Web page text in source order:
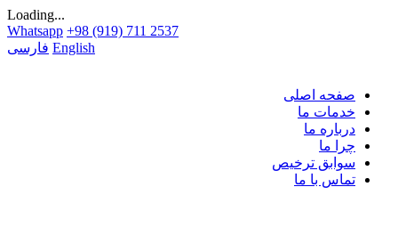
Loading...
Whatsapp +98 (919) 711 2537
فارسی English
صفحه اصلی
خدمات ما
درباره ما
چرا ما
سوابق ترخیص
تماس با ما